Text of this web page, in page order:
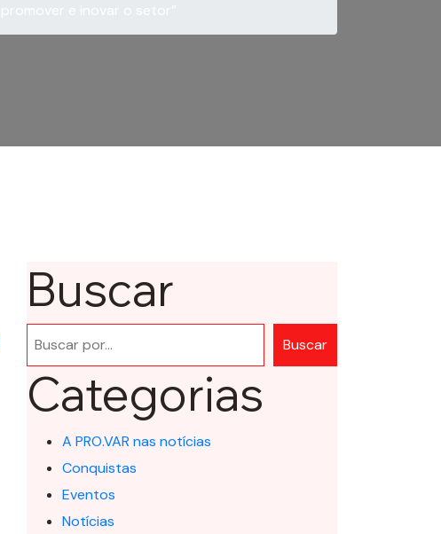
Buscar
Pesquisar Buscar
Categorias
A PRO.VAR nas notícias
Conquistas
Eventos
Notícias